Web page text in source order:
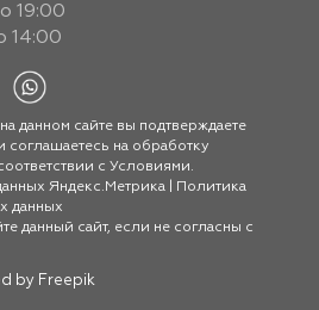
19:00
14:00
данном сайте вы подтверждаете
на обработку
с Условиями.
Яндекс.Метрика
Политика
данных
данный сайт, если не согласны с
by Freepik